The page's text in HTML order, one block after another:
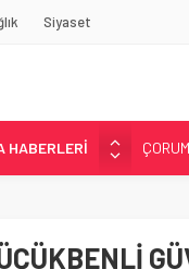
Siyaset
HABERLERİ
SIR